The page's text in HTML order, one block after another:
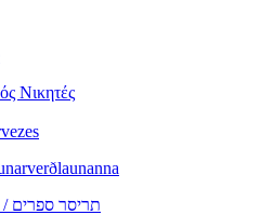
Νικητές
Dozen Books Award / תריסר ספרים